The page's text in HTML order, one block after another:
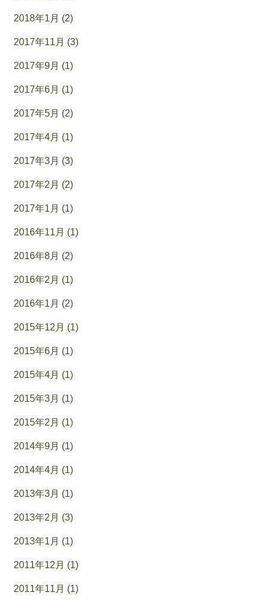
2018年1月 (2)
2017年11月 (3)
2017年9月 (1)
2017年6月 (1)
2017年5月 (2)
2017年4月 (1)
2017年3月 (3)
2017年2月 (2)
2017年1月 (1)
2016年11月 (1)
2016年8月 (2)
2016年2月 (1)
2016年1月 (2)
2015年12月 (1)
2015年6月 (1)
2015年4月 (1)
2015年3月 (1)
2015年2月 (1)
2014年9月 (1)
2014年4月 (1)
2013年3月 (1)
2013年2月 (3)
2013年1月 (1)
2011年12月 (1)
2011年11月 (1)